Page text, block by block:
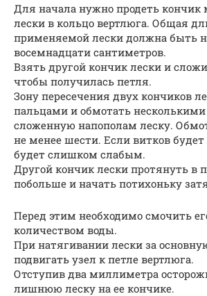
Для начала нужно продеть кончик
лески в кольцо вертлюга. Общая
применяемой лески должна быть
восемнадцати сантиметров.
Взять другой кончик лески и
чтобы получилась петля.
Зону пересечения двух кончиков
пальцами и обмотать
сложенную напополам леску.
не менее шести. Если витков
будет слишком слабым.
Другой кончик лески протянуть в
побольше и начать потихоньку
Перед этим необходимо смочить
количеством воды.
При натягивании лески за
подвигать узел к петле вертлюга.
Отступив два миллиметра
лишнюю леску на ее кончике.